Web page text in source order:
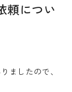
頼につい
ましたので、